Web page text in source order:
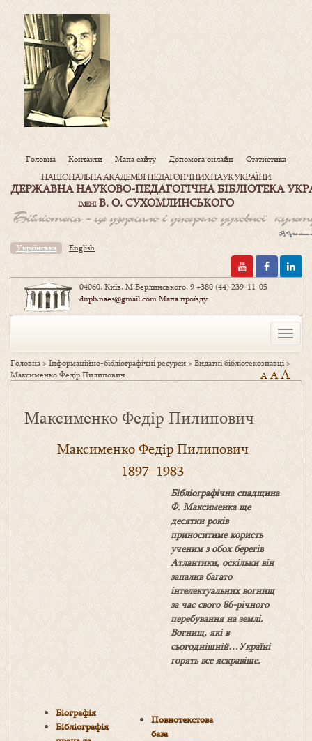
Головна Контакти Мапа сайту Допомога онлайн Статистика
НАЦІОНАЛЬНА АКАДЕМІЯ ПЕДАГОГІЧНИХ НАУК УКРАЇНИ
ДЕРЖАВНА НАУКОВО-ПЕДАГОГІЧНА БІБЛІОТЕКА
ІМЕНІВ. О. СУХОМЛИНСЬКОГО
Українська English
04060, Київ, М.Берлинського, 9+380 (44) 239-11-05
dnpb.naes@gmail.comМапа проїзду
Toggle
Головна >Інформаційно-бібліографічні ресурси >Видатні бібліотекознавці>
Максименко Федір Пилипович
A AA
Максименко Федір Пилипович
Максименко Федір Пилипович
1897–1983
Бібліографічна спадщина
Ф. Максименка ще
десятки років
приноситиме користь
ученим з обох берегів
Атлантики, оскільки він
запалив багато
інтелектуальних вогнищ
за час свого 86-річного
перебування на землі.
Вогнищ, які в
сьогоднішній…Україні
горять все яскравіше.
Біографія
Бібліографія
Повнотекстова
база